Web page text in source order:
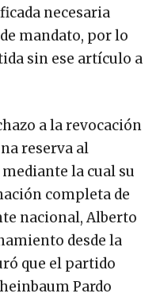
necesaria
mandato, por lo
sin ese artículo a
a la revocación
reserva al
la cual su
completa de
nacional, Alberto
desde la
que el partido
Pardo